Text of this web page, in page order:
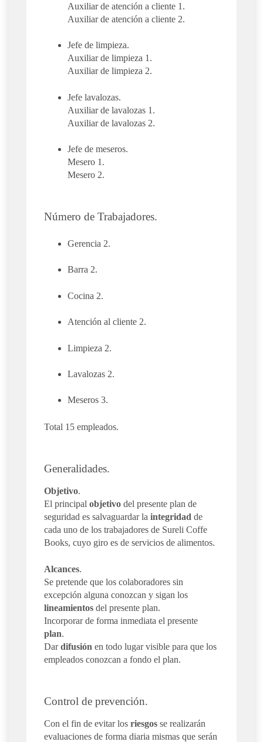
Auxiliar de atención a cliente 1.
Auxiliar de atención a cliente 2.
Jefe de limpieza.
Auxiliar de limpieza 1.
Auxiliar de limpieza 2.
Jefe lavalozas.
Auxiliar de lavalozas 1.
Auxiliar de lavalozas 2.
Jefe de meseros.
Mesero 1.
Mesero 2.
Número de Trabajadores.
Gerencia 2.
Barra 2.
Cocina 2.
Atención al cliente 2.
Limpieza 2.
Lavalozas 2.
Meseros 3.
Total 15 empleados.
Generalidades.
Objetivo.
El principal objetivo del presente plan de
seguridad es salvaguardar la integridad de
cada uno de los trabajadores de Sureli Coffe
Books, cuyo giro es de servicios de alimentos.
Alcances.
Se pretende que los colaboradores sin
excepción alguna conozcan y sigan los
lineamientos del presente plan.
Incorporar de forma inmediata el presente
plan.
Dardifusión en todo lugar visible para que los
empleados conozcan a fondo el plan.
Control de prevención.
Con el fin de evitar los riesgos se realizarán
evaluaciones de forma diaria mismas que serán